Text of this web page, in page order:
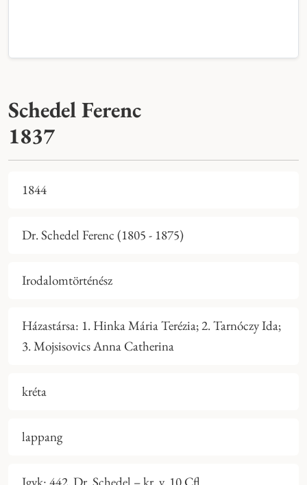
Schedel Ferenc
1837
1844
Dr. Schedel Ferenc (1805 - 1875)
Irodalomtörténész
Házastársa: 1. Hinka Mária Terézia; 2. Tarnóczy Ida;
3. Mojsisovics Anna Catherina
kréta
lappang